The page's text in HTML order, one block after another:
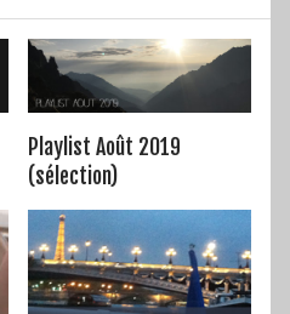
Playlist Août 2019
(sélection)